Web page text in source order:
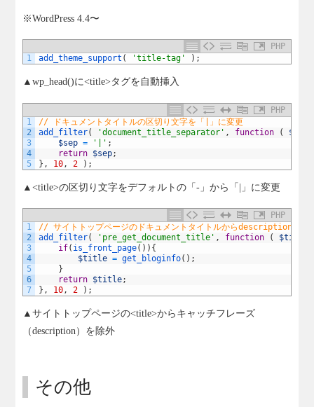
※WordPress 4.4〜
PHP
1
add_theme_support ( 'title-tag' ) ;
▲wp_head()に<title>タグを自動挿入
PHP
1
2
3
4
5
// ドキュメントタイトルの区切り文字を「|」に変更
add_filter( 'document_title_separator' , function ( $sep
$sep = '|' ;
return $sep;
} , 10 , 2 ) ;
▲<title>の区切り文字をデフォルトの「-」から「|」に変更
PHP
1
2
3
4
5
6
7
// サイトトップページのドキュメントタイトルからdescriptionを取
add_filter( 'pre_get_document_title' , function ( $title
if( is_front_page( ) ) {
$title = get_bloginfo( ) ;
}
return $title;
} , 10 , 2 ) ;
▲サイトトップページの<title>からキャッチフレーズ
（description）を除外
その他